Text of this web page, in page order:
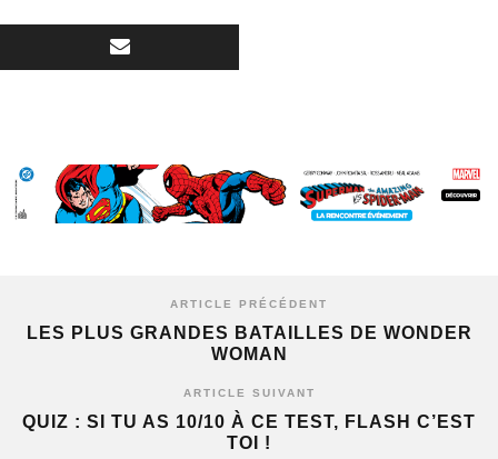
ARTICLE PRÉCÉDENT
LES PLUS GRANDES BATAILLES DE WONDER
WOMAN
ARTICLE SUIVANT
QUIZ : SI TU AS 10/10 À CE TEST, FLASH C’EST
TOI !